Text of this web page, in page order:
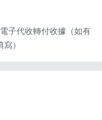
子代收轉付收據（如有
）